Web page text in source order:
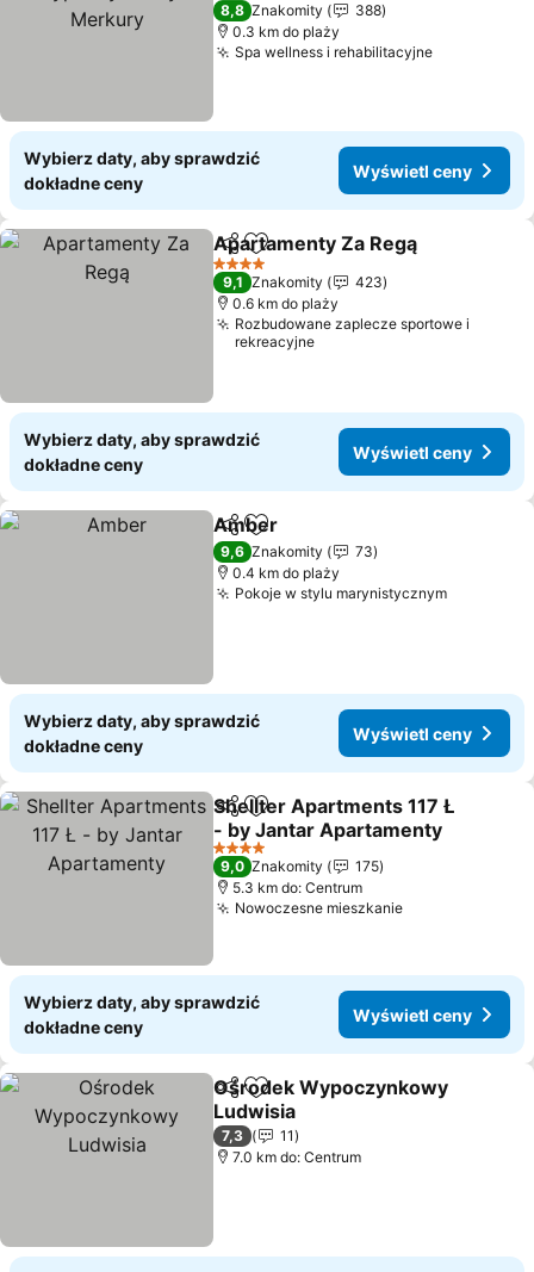
8,8 Znakomity
388
0.3 km do plaży
Spa wellness i rehabilitacyjne
Wybierz daty, aby sprawdzić
dokładne ceny
Wyświetl ceny
Udostępnij
Dodaj do ulubionych
Apartamenty Za Regą
4 Kategoria
9,1 Znakomity
423
0.6 km do plaży
Rozbudowane zaplecze sportowe i
rekreacyjne
Wybierz daty, aby sprawdzić
dokładne ceny
Wyświetl ceny
UdostępnijDodaj do ulubionych
Amber
9,6 Znakomity
73
0.4 km do plaży
Pokoje w stylu marynistycznym
Wybierz daty, aby sprawdzić
dokładne ceny
Wyświetl ceny
Udostępnij
Dodaj do ulubionych
Shellter Apartments 117 Ł
- by Jantar Apartamenty
4 Kategoria
9,0 Znakomity
175
5.3 km do: Centrum
Nowoczesne mieszkanie
Wybierz daty, aby sprawdzić
dokładne ceny
Wyświetl ceny
UdostępnijDodaj do ulubionych
Ośrodek Wypoczynkowy
Ludwisia
7,3
11
7.0 km do: Centrum